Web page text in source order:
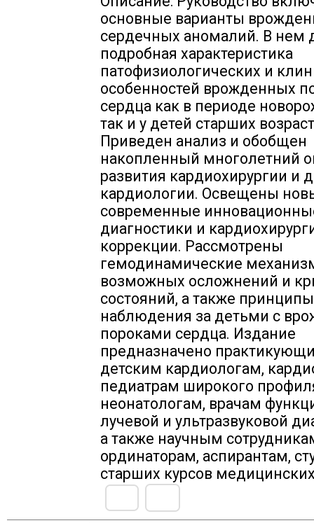
основные варианты
сердечных аномалий. В нем
подробная характеристика
патофизиологических и
особенностей врожденных
сердца как в периоде
так и у детей старших
Приведен анализ и обобщен
накопленный многолетний
развития кардиохирургии и
кардиологии. Освещены
современные
диагностики и
коррекции. Рассмотрены
гемодинамические
возможных осложнений и
состояний, а также
наблюдения за детьми с
пороками сердца. Издание
предназначено
детским кардиологам,
педиатрам широкого
неонатологам, врачам
лучевой и ультразвуковой
а также научным
ординаторам, аспирантам,
старших курсов